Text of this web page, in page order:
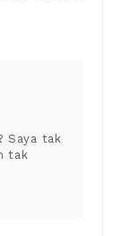
Saya tak
tak